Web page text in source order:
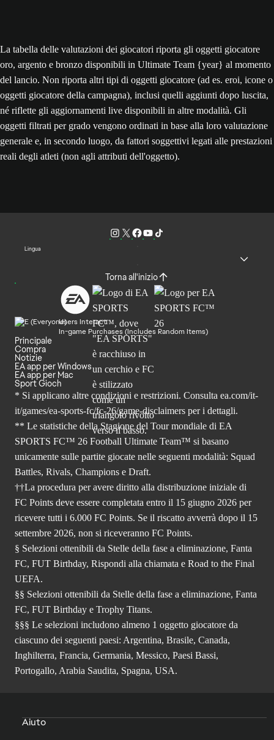
La tabella delle valutazioni dei giocatori riporta gli oggetti giocatore
oro, argento e bronzo disponibili in Ultimate Team {year} al momento
del lancio. Non riporta altri tipi di oggetti giocatore (ad es. eroi, icone o
oggetti giocatore della campagna), inclusi quelli aggiunti dopo luscita,
né riflette gli aggiornamenti live disponibili in altre modalità. Gli
oggetti filtrati per grado vengono ordinati in base alla loro valutazione
generale e, in secondo luogo, da fattori soggettivi legati alle prestazioni
reali degli atleti (non agli attributi dell'oggetto).
Lingua
Torna all'inizio
Users Interact
In-game Purchases (Includes Random Items)
Principale
Compra
Notizie
EA app per Windows
EA app per Mac
Sport Gioch
* Si applicano altre condizioni e restrizioni. Consulta ea.com/it-
it/games/ea-sports-fc/fc-26/game-disclaimers per i dettagli.
** Le statistiche della Stagione del Tour mondiale di EA
SPORTS FC™ 26 Football Ultimate Team™ si basano
unicamente sulle partite giocate nelle seguenti modalità: Squad
Battles, Rivals, Champions e Draft.
††La procedura per avere diritto alla distribuzione iniziale di
FC Points deve essere completata entro il 15 giugno 2026 per
ricevere tutti i 6.000 FC Points. Se il riscatto avverrà dopo il 15
settembre 2026, non si riceveranno FC Points.
§ Selezioni ottenibili da Stelle della fase a eliminazione, Fanta
FC, FUT Birthday, Rispondi alla chiamata e Road to the Final
UEFA.
§§ Selezioni ottenibili da Stelle della fase a eliminazione, Fanta
FC, FUT Birthday e Trophy Titans.
§§§ Le selezioni includono almeno 1 oggetto giocatore da
ciascuno dei seguenti paesi: Argentina, Brasile, Canada,
Inghilterra, Francia, Germania, Messico, Paesi Bassi,
Portogallo, Arabia Saudita, Spagna, USA.
Aiuto